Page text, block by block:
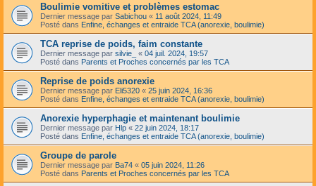
Boulimie vomitive et problèmes estomac
Dernier message par Sabichou « 11 août 2024, 11:49
Posté dans Enfine, échanges et entraide TCA (anorexie, boulimie)
TCA reprise de poids, faim constante
Dernier message par silvie_ « 04 juil. 2024, 19:57
Posté dans Parents et Proches concernés par les TCA
Reprise de poids anorexie
Dernier message par Eli5320 « 25 juin 2024, 16:36
Posté dans Enfine, échanges et entraide TCA (anorexie, boulimie)
Anorexie hyperphagie et maintenant boulimie
Dernier message par Hlp « 22 juin 2024, 18:17
Posté dans Enfine, échanges et entraide TCA (anorexie, boulimie)
Groupe de parole
Dernier message par Ba74 « 05 juin 2024, 11:26
Posté dans Parents et Proches concernés par les TCA